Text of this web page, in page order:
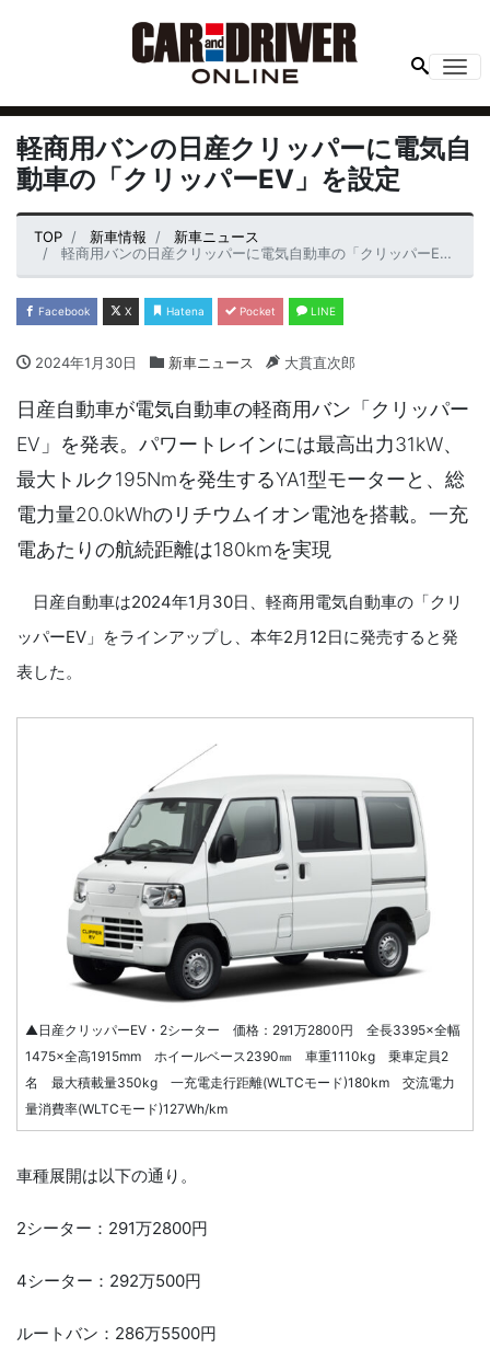
軽商用バンの日産クリッパーに電気自
動車の「クリッパーEV」を設定
TOP 新車情報
新車ニュース
軽商用バンの日産クリッパーに電気自動車の「クリッパーEV」を設定
Facebook X Hatena Pocket LINE
2024年1月30日 新車ニュース 大貫直次郎
日産自動車が電気自動車の軽商用バン「クリッパー
EV」を発表。パワートレインには最高出力31kW、
最大トルク195Nmを発生するYA1型モーターと、総
電力量20.0kWhのリチウムイオン電池を搭載。一充
電あたりの航続距離は180kmを実現
日産自動車は2024年1月30日、軽商用電気自動車の「クリ
ッパーEV」をラインアップし、本年2月12日に発売すると発
表した。
▲日産クリッパーEV・2シーター 価格：291万2800円 全長3395×全幅
1475×全高1915mm ホイールベース2390㎜ 車重1110kg 乗車定員2
名 最大積載量350kg 一充電走行距離(WLTCモード)180km 交流電力
量消費率(WLTCモード)127Wh/km
車種展開は以下の通り。
2シーター：291万2800円
4シーター：292万500円
ルートバン：286万5500円